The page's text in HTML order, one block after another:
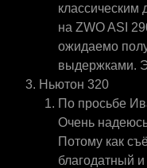
классическим
на ZWO ASI
ожидаемо
выдержками.
Ньютон 320
По просьбе
Очень
Потому как
благодатный